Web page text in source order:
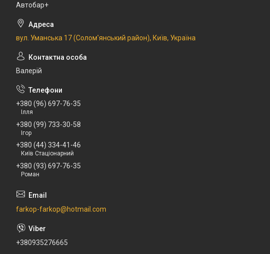
Автобар+
вул. Уманська 17 (Солом'янський район), Київ, Україна
Валерій
+380 (96) 697-76-35
Ілля
+380 (99) 733-30-58
Ігор
+380 (44) 334-41-46
Київ Стаціонарний
+380 (93) 697-76-35
Роман
farkop-farkop@hotmail.com
+380935276665